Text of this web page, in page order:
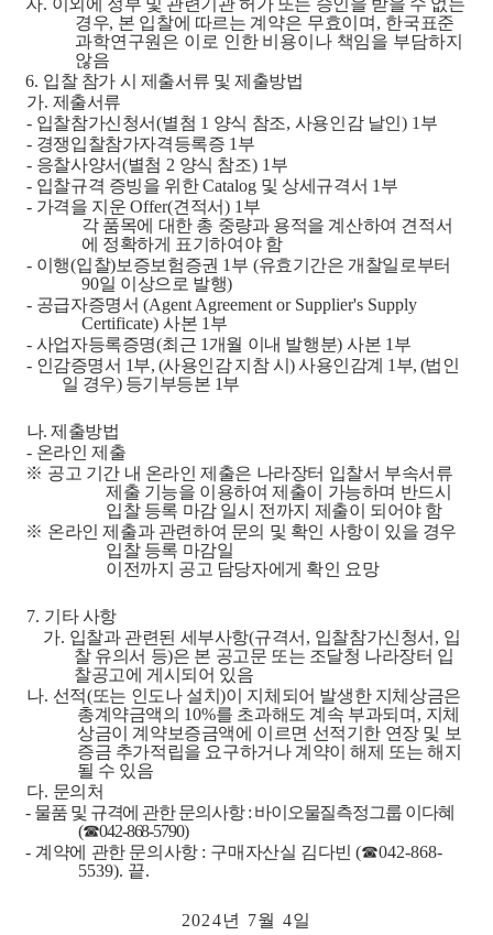
자. 이외에 정부 및 관련기관 허가 또는 승인을 받을 수 없는
경우, 본 입찰에 따르는 계약은 무효이며 , 한국표준
과학연구원은 이로 인한 비용이나 책임을 부담하지
않음
6. 입찰 참가 시 제출서류 및 제출방법
가. 제출서류
- 입찰참가신청서(별첨 1 양식 참조, 사용인감 날인) 1 부
- 경쟁입찰참가자격등록증 1 부
- 응찰사양서(별첨 2 양식 참조) 1 부
- 입찰규격 증빙을 위한Catalog 및 상세규격서 1 부
- 가격을 지운Offer(견적서) 1 부
각 품목에 대한 총 중량과 용적을 계산하여 견적서
에 정확하게 표기하여야 함
- 이행(입찰)보증보험증권 1 부 (유효기간은 개찰일로부터
90일 이상으로 발행)
- 공급자증명서(Agent Agreement or Supplier's Supply
Certificate) 사본 1 부
- 사업자등록증명(최근 1 개월 이내 발행분)사본 1 부
- 인감증명서 1부, (사용인감 지참 시)사용인감계 1 부, (법인
일 경우) 등기부등본 1부
나.제출방법
- 온라인 제출
※ 공고 기간 내 온라인 제출은 나라장터 입찰서 부속서류
제출 기능을 이용하여 제출이 가능하며 반드시
입찰 등록 마감 일시 전까지 제출이 되어야 함
※ 온라인 제출과 관련하여 문의 및 확인 사항이 있을 경우
입찰 등록 마감일
이전까지 공고 담당자에게 확인 요망
7. 기타 사항
가. 입찰과 관련된 세부사항(규격서 , 입찰참가신청서 , 입
찰 유의서 등)은 본 공고문 또는 조달청 나라장터 입
찰공고에 게시되어 있음
나. 선적(또는 인도나 설치)이 지체되어 발생한 지체상금은
총계약금액의 10%를 초과해도 계속 부과되며 , 지체
상금이 계약보증금액에 이르면 선적기한 연장 및 보
증금 추가적립을 요구하거나 계약이 해제 또는 해지
될 수 있음
다. 문의처
- 물품 및 규격에 관한 문의사항: 바이오물질측정그룹 이다혜
(☎042-868-5790)
- 계약에 관한 문의사항 : 구매자산실 김다빈(☎042-868-
5539). 끝.
2024년 7월 4일